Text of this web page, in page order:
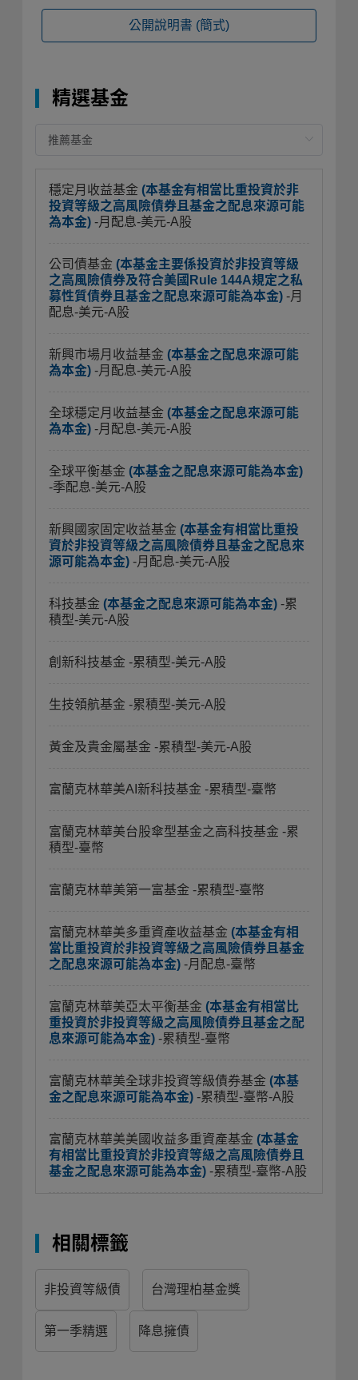
公開說明書 (簡式)
精選基金
穩定月收益基金 (本基金有相當比重投資於非
投資等級之高風險債券且基金之配息來源可能
為本金) -月配息-美元-A股
公司債基金 (本基金主要係投資於非投資等級
之高風險債券及符合美國Rule 144A規定之私
募性質債券且基金之配息來源可能為本金) -月
配息-美元-A股
新興市場月收益基金 (本基金之配息來源可能
為本金) -月配息-美元-A股
全球穩定月收益基金 (本基金之配息來源可能
為本金) -月配息-美元-A股
全球平衡基金 (本基金之配息來源可能為本金)
-季配息-美元-A股
新興國家固定收益基金 (本基金有相當比重投
資於非投資等級之高風險債券且基金之配息來
源可能為本金) -月配息-美元-A股
科技基金 (本基金之配息來源可能為本金) -累
積型-美元-A股
創新科技基金 -累積型-美元-A股
生技領航基金 -累積型-美元-A股
黃金及貴金屬基金 -累積型-美元-A股
富蘭克林華美AI新科技基金 -累積型-臺幣
富蘭克林華美台股傘型基金之高科技基金 -累
積型-臺幣
富蘭克林華美第一富基金 -累積型-臺幣
富蘭克林華美多重資產收益基金 (本基金有相
當比重投資於非投資等級之高風險債券且基金
之配息來源可能為本金) -月配息-臺幣
富蘭克林華美亞太平衡基金 (本基金有相當比
重投資於非投資等級之高風險債券且基金之配
息來源可能為本金) -累積型-臺幣
富蘭克林華美全球非投資等級債券基金 (本基
金之配息來源可能為本金) -累積型-臺幣-A股
富蘭克林華美美國收益多重資產基金 (本基金
有相當比重投資於非投資等級之高風險債券且
基金之配息來源可能為本金) -累積型-臺幣-A股
相關標籤
非投資等級債 台灣理柏基金獎
第一季精選 降息擁債